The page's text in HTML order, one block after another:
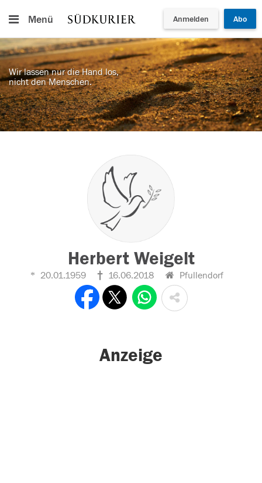
Menü Anmelden Abo
Wir lassen nur die Hand los,
nicht den Menschen.
Herbert Weigelt
20.01.1959 16.06.2018 Pfullendorf
Anzeige